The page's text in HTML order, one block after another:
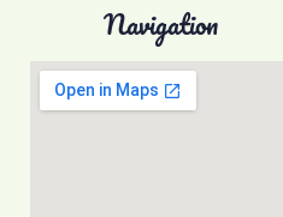
Navigation